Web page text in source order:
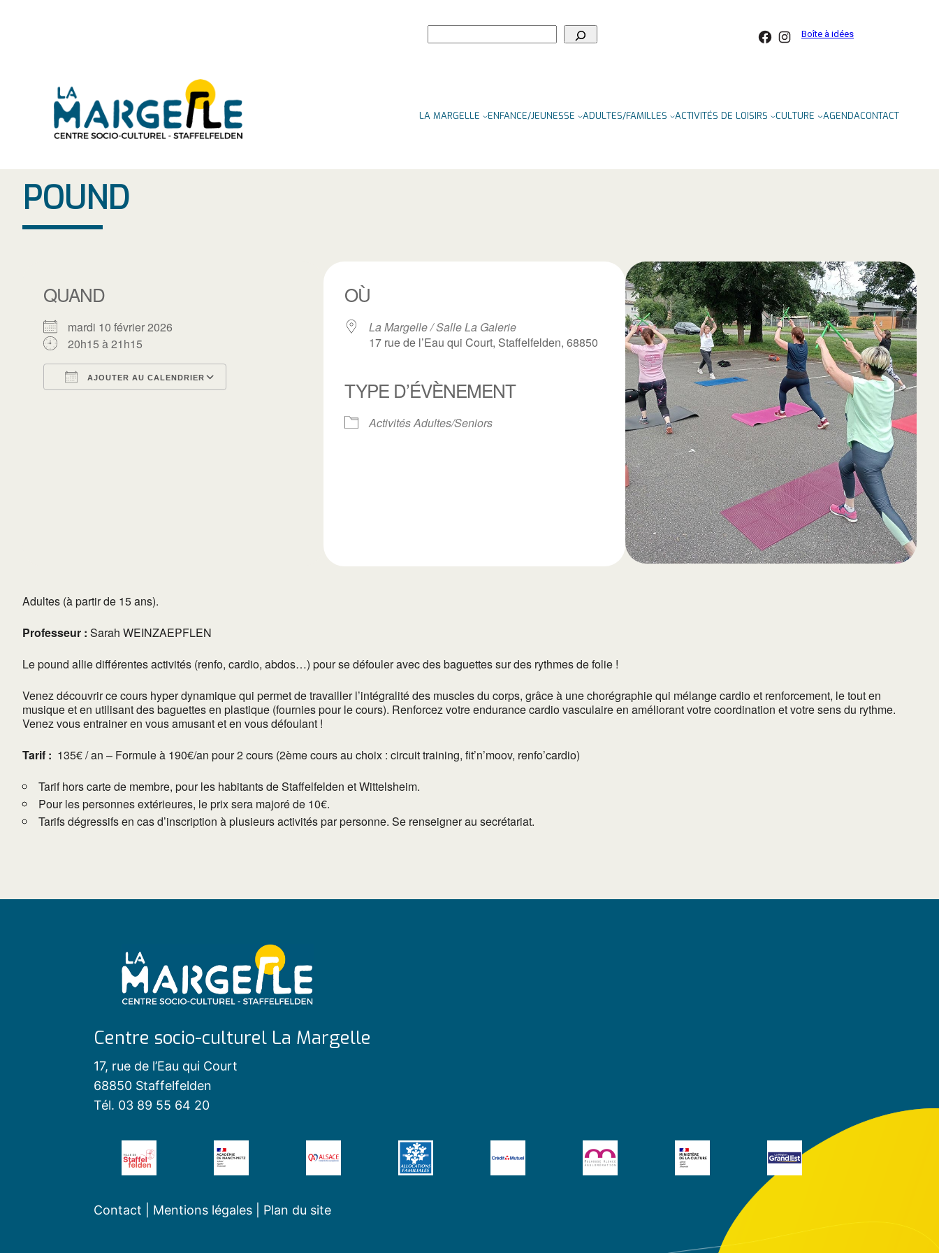
Facebook
Instagram
Boîte à idées
LA MARGELLE ENFANCE/JEUNESSE ADULTES/FAMILLES ACTIVITÉS DE LOISIRS CULTURE AGENDACONTACT
POUND
QUAND
mardi 10 février 2026
20h15 à 21h15
AJOUTER AU CALENDRIER
iCalendar Office 365 Outlook Live
OÙ
La Margelle / Salle La Galerie
17 rue de l’Eau qui Court, Staffelfelden, 68850
TYPE D’ÉVÈNEMENT
Activités Adultes/Seniors
Adultes (à partir de 15 ans).
Professeur : Sarah WEINZAEPFLEN
Le pound allie différentes activités (renfo, cardio, abdos…) pour se défouler avec des baguettes sur des rythmes de folie !
Venez découvrir ce cours hyper dynamique qui permet de travailler l’intégralité des muscles du corps, grâce à une chorégraphie qui mélange cardio et renforcement, le tout en
musique et en utilisant des baguettes en plastique (fournies pour le cours). Renforcez votre endurance cardio vasculaire en améliorant votre coordination et votre sens du rythme.
Venez vous entrainer en vous amusant et en vous défoulant !
Tarif : 135€ / an – Formule à 190€/an pour 2 cours (2ème cours au choix : circuit training, fit’n’moov, renfo’cardio)
Tarif hors carte de membre, pour les habitants de Staffelfelden et Wittelsheim.
Pour les personnes extérieures, le prix sera majoré de 10€.
Tarifs dégressifs en cas d’inscription à plusieurs activités par personne. Se renseigner au secrétariat.
Centre socio-culturel La Margelle
17, rue de l’Eau qui Court
68850 Staffelfelden
Tél. 03 89 55 64 20
Contact Mentions légales Plan du site